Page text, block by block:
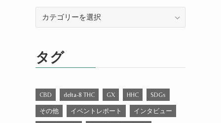
ー
タグ
CBD delta-8 THC GX HHC SDGs
その他 イベントレポート インタビュー